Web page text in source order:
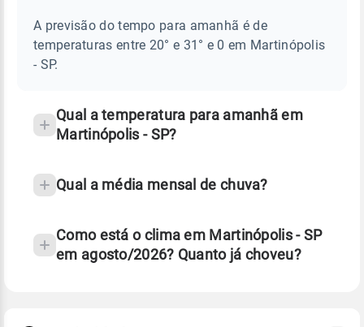
MARTINÓPOLIS
sobre
chuva
A previsão do tempo para amanhã é de
temperaturas entre 20° e 31° e 0 em Martinópolis
- SP.
Qual a temperatura para amanhã em
Martinópolis - SP?
Qual a média mensal de chuva?
Como está o clima em Martinópolis - SP
em agosto/2026? Quanto já choveu?